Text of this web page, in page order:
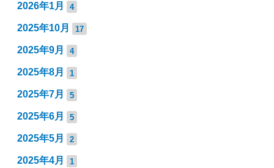
2026年1月 4
2025年10月 17
2025年9月 4
2025年8月 1
2025年7月 5
2025年6月 5
2025年5月 2
2025年4月 1